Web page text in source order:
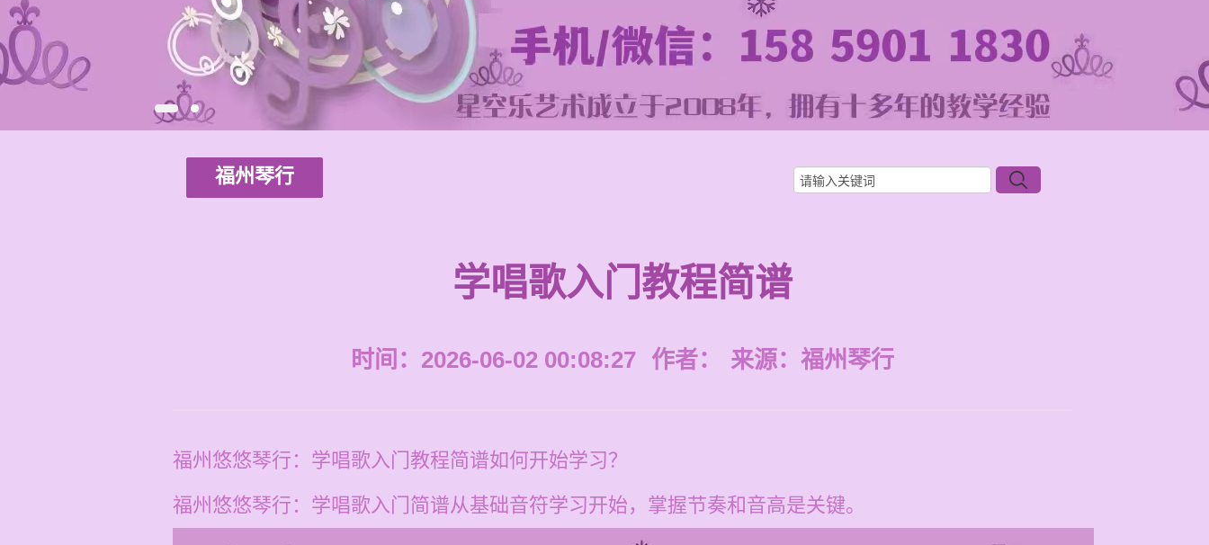
福州琴行
学唱歌入门教程简谱
时间：2026-06-02 00:08:27 作者： 来源： 福州琴行
福州悠悠琴行：学唱歌入门教程简谱如何开始学习？
福州悠悠琴行：学唱歌入门简谱从基础音符学习开始，掌握节奏和音高是关键。